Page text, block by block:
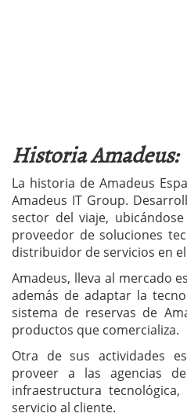
Historia Amadeus:
La historia de Amadeus
Amadeus IT Group.
sector del viaje,
proveedor de soluciones
distribuidor de servicios en
Amadeus, lleva al mercado
además de adaptar la
sistema de reservas de
productos que comercializa.
Otra de sus actividades
proveer a las agencias
infraestructura
servicio al cliente.